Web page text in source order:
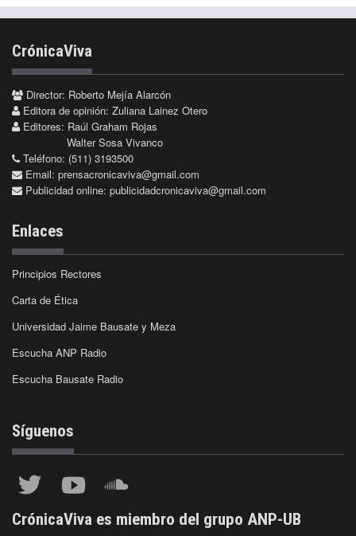
CrónicaViva
Director: Roberto Mejía Alarcón
Editora de opinión: Zuliana Lainez Otero
Editores: Raúl Graham Rojas
Walter Sosa Vivanco
Teléfono: (511) 3193500
Email: prensacronicaviva@gmail.com
Publicidad online: publicidadcronicaviva@gmail.com
Enlaces
Principios Rectores
Carta de Ética
Universidad Jaime Bausate y Meza
Escucha ANP Radio
Escucha Bausate Radio
Síguenos
CrónicaViva es miembro del grupo ANP-UB